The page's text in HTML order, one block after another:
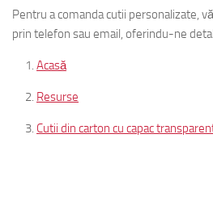
Pentru a comanda cutii personalizate,
prin telefon sau email, oferindu-ne
Acasă
Resurse
Cutii din carton cu capac